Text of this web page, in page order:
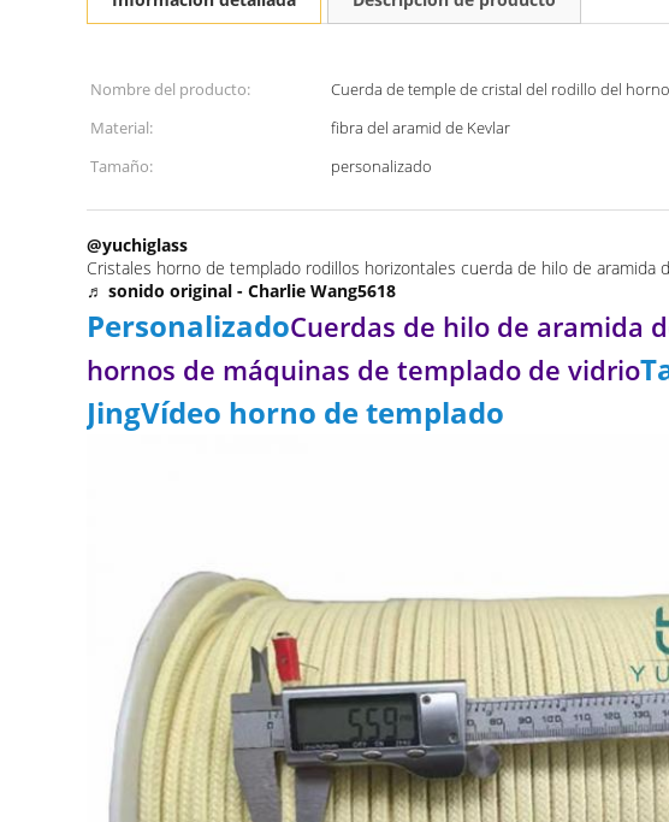
Nombre del producto: Cuerda de temple de cristal del rodillo del horno
Material:
fibra del aramid de Kevlar
Tamaño:
personalizado
@yuchiglass
Cristales horno de templado rodillos horizontales cuerda de hilo de aramida
♬ sonido original - Charlie Wang5618
PersonalizadoCuerdas de hilo de aramida
hornos de máquinas de templado de vidrio
JingVídeo horno de templado